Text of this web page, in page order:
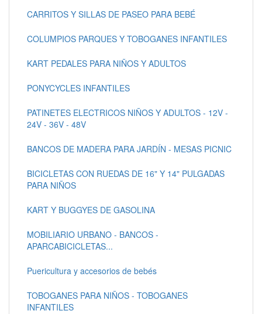
CARRITOS Y SILLAS DE PASEO PARA BEBÉ
COLUMPIOS PARQUES Y TOBOGANES INFANTILES
KART PEDALES PARA NIÑOS Y ADULTOS
PONYCYCLES INFANTILES
PATINETES ELECTRICOS NIÑOS Y ADULTOS - 12V -
24V - 36V - 48V
BANCOS DE MADERA PARA JARDÍN - MESAS PICNIC
BICICLETAS CON RUEDAS DE 16" Y 14" PULGADAS
PARA NIÑOS
KART Y BUGGYES DE GASOLINA
MOBILIARIO URBANO - BANCOS -
APARCABICICLETAS...
Puericultura y accesorios de bebés
TOBOGANES PARA NIÑOS - TOBOGANES
INFANTILES